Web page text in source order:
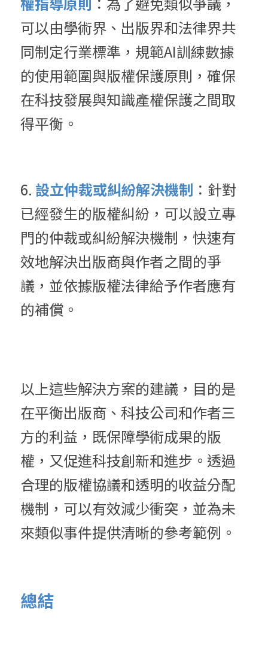
可以由學術界、出版界和法律界共
同制定行業標準，規範AI訓練數據
的使用範圍與版權保護原則，確保
在科技發展與知識產權保護之間取
得平衡。
6. 設立仲裁或糾紛解決機制 ：針對
已經發生的版權糾紛，可以設立專
門的仲裁或糾紛解決機制，快速有
效地解決出版商與作者之間的爭
議，並依據版權法律給予作者應有
的補償。
以上這些解決方案的建議，目的是
在平衡出版商、科技公司和作者三
方的利益，既保障學術成果的版
權，又促進科技創新和進步。透過
合理的版權協議和透明的收益分配
機制，可以有效減少衝突，並為未
來類似事件提供清晰的參考範例。
總結